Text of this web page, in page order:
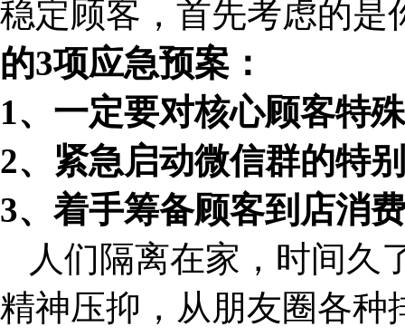
稳定顾客，首先考虑的是
的3项应急预案：
1、一定要对核心顾客特
2、紧急启动微信群的特
3、着手筹备顾客到店消
人们隔离在家，时间久
精神压抑，从朋友圈各种